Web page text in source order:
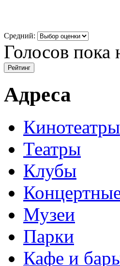
Средний:
Голосов пока
Адреса
Кинотеатры
Театры
Клубы
Музеи
Парки
Кафе и